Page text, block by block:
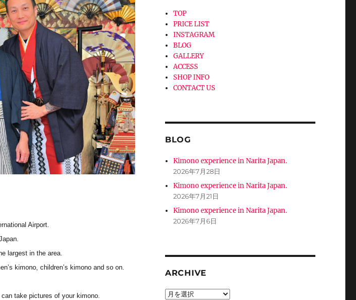
Airport.
largest in the area.
kimono, children’s kimono and so on.
take pictures of your kimono.
TOP
PRICE LIST
INSTAGRAM
BLOG
GALLERY
ACCESS
SHOP INFO
CONTACT US
BLOG
Kimono experience in Narita Japan.
2026年7月28日
Kimono experience in Narita Japan.
2026年7月21日
Kimono experience in Narita Japan.
2026年7月6日
ARCHIVE
ARCHIVE